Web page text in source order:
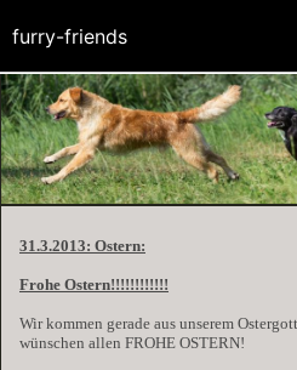
31.3.2013: Ostern:
Frohe Ostern!!!!!!!!!!!!
Wir kommen gerade aus unserem
wünschen allen FROHE OSTERN!
furry-friends